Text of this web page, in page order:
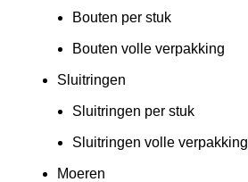
Bouten per stuk
Bouten volle verpakking
Sluitringen
Sluitringen per stuk
Sluitringen volle verpakking
Moeren